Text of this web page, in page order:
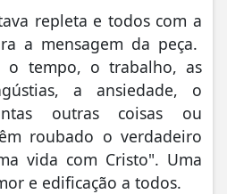
repleta e todos com a
a mensagem da peça.
o tempo, o trabalho, as
a ansiedade, o
outras coisas ou
roubado o verdadeiro
vida com Cristo". Uma
e edificação a todos.